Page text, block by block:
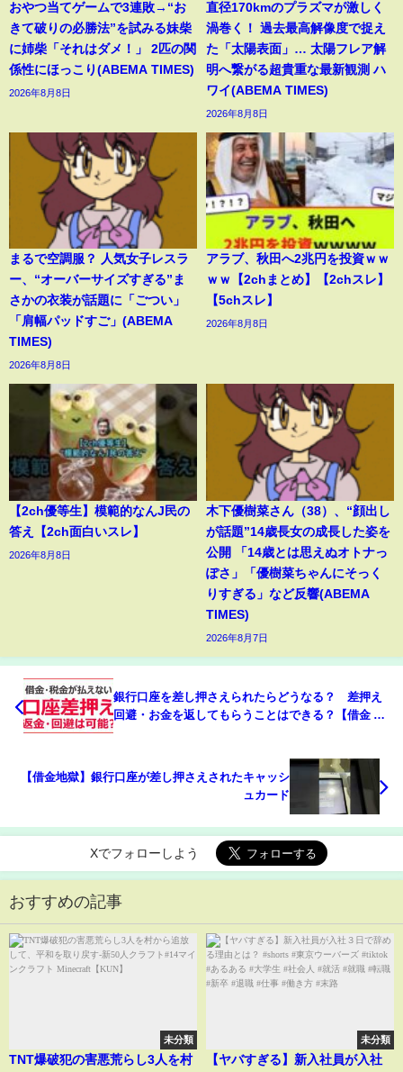
おやつ当てゲームで3連敗→“お
きて破りの必勝法”を試みる妹柴
に姉柴「それはダメ！」 2匹の関
係性にほっこり(ABEMA TIMES)
2026年8月8日
直径170kmのプラズマが激しく
渦巻く！ 過去最高解像度で捉え
た「太陽表面」… 太陽フレア解
明へ繋がる超貴重な最新観測 ハ
ワイ(ABEMA TIMES)
2026年8月8日
まるで空調服？ 人気女子レスラ
ー、“オーバーサイズすぎる”ま
さかの衣装が話題に「ごつい」
「肩幅パッドすご」(ABEMA
TIMES)
2026年8月8日
アラブ、秋田へ2兆円を投資ｗｗ
ｗｗ【2chまとめ】【2chスレ】
【5chスレ】
2026年8月8日
【2ch優等生】模範的なんJ民の
答え【2ch面白いスレ】
2026年8月8日
木下優樹菜さん（38）、“顔出し
が話題”14歳長女の成長した姿を
公開 「14歳とは思えぬオトナっ
ぽさ」「優樹菜ちゃんにそっく
りすぎる」など反響(ABEMA
TIMES)
2026年8月7日
銀行口座を差し押さえられたらどうなる？ 差押え
回避・お金を返してもらうことはできる？【借金 税
【借金地獄】銀行口座が差し押さえされたキャッシ
ュカード
Xでフォローしよう
おすすめの記事
未分類
TNT爆破犯の害悪荒らし3人を村
未分類
【ヤバすぎる】新入社員が入社